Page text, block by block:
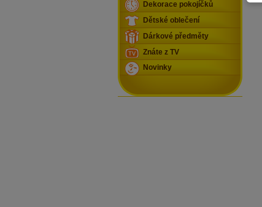
Dekorace pokojíčků
Dětské oblečení
Dárkové předměty
Znáte z TV
Novinky